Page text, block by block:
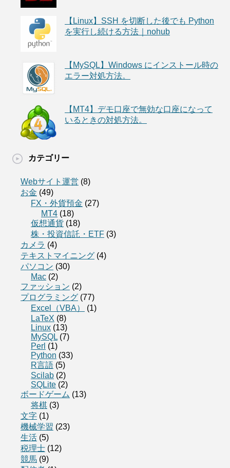
【Linux】SSH を切断した後でも Python
を実行し続ける方法｜nohub
【MySQL】Windows にインストール時の
エラー対処方法。
【MT4】デモ口座で無効な口座になって
いるときの対処方法。
カテゴリー
Webサイト運営 (8)
お金 (49)
FX・外貨預金 (27)
MT4 (18)
仮想通貨 (18)
株・投資信託・ETF (3)
カメラ (4)
テキストマイニング (4)
パソコン (30)
Mac (2)
ファッション (2)
プログラミング (77)
Excel（VBA）
(1)
LaTeX (8)
Linux (13)
MySQL (7)
Perl (1)
Python (33)
R言語 (5)
Scilab (2)
SQLite (2)
ボードゲーム (13)
将棋 (3)
文字 (1)
機械学習 (23)
生活 (5)
税理士 (12)
競馬 (9)